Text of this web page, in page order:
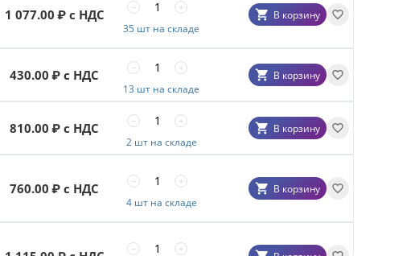
1 077.00 ₽ с НДС +
−
35 шт на складе
В корзину
430.00 ₽ с НДС +
−
13 шт на складе
В корзину
810.00 ₽ с НДС +
−
2 шт на складе
В корзину
760.00 ₽ с НДС +
−
4 шт на складе
В корзину
+
−